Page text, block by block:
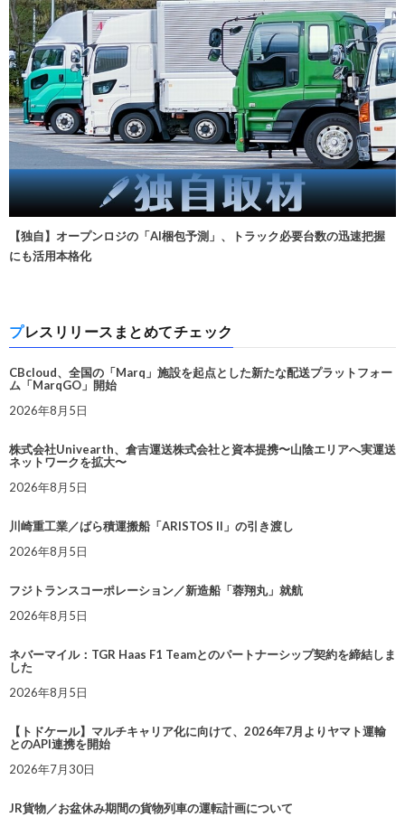
【独自】オープンロジの「AI梱包予測」、トラック必要台数の迅速把握
にも活用本格化
プレスリリースまとめてチェック
CBcloud、全国の「Marq」施設を起点とした新たな配送プラットフォー
ム「MarqGO」開始
2026年8月5日
株式会社Univearth、倉吉運送株式会社と資本提携〜山陰エリアへ実運送
ネットワークを拡大〜
2026年8月5日
川崎重工業／ばら積運搬船「ARISTOS II」の引き渡し
2026年8月5日
フジトランスコーポレーション／新造船「蓉翔丸」就航
2026年8月5日
ネバーマイル：TGR Haas F1 Teamとのパートナーシップ契約を締結しま
した
2026年8月5日
【トドケール】マルチキャリア化に向けて、2026年7月よりヤマト運輸
とのAPI連携を開始
2026年7月30日
JR貨物／お盆休み期間の貨物列車の運転計画について